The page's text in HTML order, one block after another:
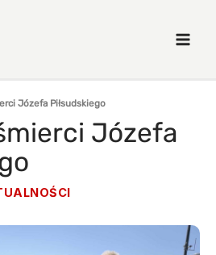
Józefa Piłsudskiego
Józefa